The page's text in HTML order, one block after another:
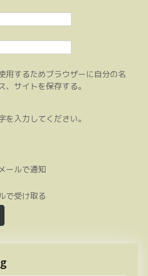
用するためブラウザーに自分の名
、サイトを保存する。
を入力してください。
ールで通知
で受け取る